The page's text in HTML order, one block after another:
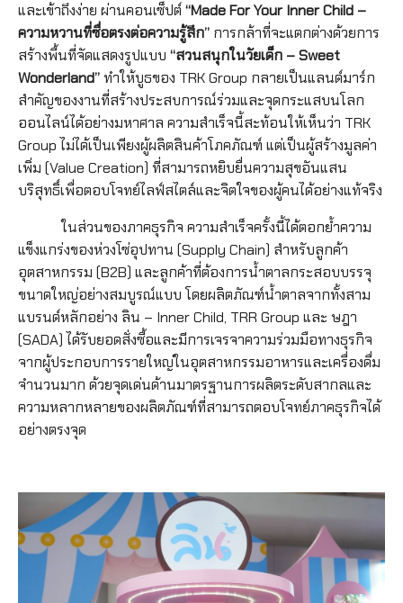
และเข้าถึงง่าย ผ่านคอนเซ็ปต์ “Made For Your Inner Child –
ความหวานที่ซื่อตรงต่อความรู้สึก” การกล้าที่จะแตกต่างด้วยการ
สร้างพื้นที่จัดแสดงรูปแบบ “สวนสนุกในวัยเด็ก – Sweet
Wonderland”ทำให้บูธของ TRK Group กลายเป็นแลนด์มาร์ก
สำคัญของงานที่สร้างประสบการณ์ร่วมและจุดกระแสบนโลก
ออนไลน์ได้อย่างมหาศาล ความสำเร็จนี้สะท้อนให้เห็นว่า TRK
Group ไม่ได้เป็นเพียงผู้ผลิตสินค้าโภคภัณฑ์ แต่เป็นผู้สร้างมูลค่า
เพิ่ม (Value Creation) ที่สามารถหยิบยื่นความสุขอันแสน
บริสุทธิ์เพื่อตอบโจทย์ไลฟ์สไตล์และจิตใจของผู้คนได้อย่างแท้จริง
ในส่วนของภาคธุรกิจ ความสำเร็จครั้งนี้ได้ตอกย้ำความ
แข็งแกร่งของห่วงโซ่อุปทาน (Supply Chain) สำหรับลูกค้า
อุตสาหกรรม (B2B) และลูกค้าที่ต้องการน้ำตาลกระสอบบรรจุ
ขนาดใหญ่อย่างสมบูรณ์แบบ โดยผลิตภัณฑ์น้ำตาลจากทั้งสาม
แบรนด์หลักอย่าง ลิน – Inner Child, TRR Group และ ษฎา
(SADA) ได้รับยอดสั่งซื้อและมีการเจรจาความร่วมมือทางธุรกิจ
จากผู้ประกอบการรายใหญ่ในอุตสาหกรรมอาหารและเครื่องดื่ม
จำนวนมาก ด้วยจุดเด่นด้านมาตรฐานการผลิตระดับสากลและ
ความหลากหลายของผลิตภัณฑ์ที่สามารถตอบโจทย์ภาคธุรกิจได้
อย่างตรงจุด